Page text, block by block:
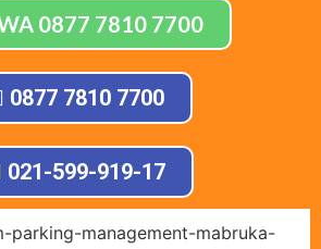
0877 7810 7700
0877 7810 7700
021-599-919-17